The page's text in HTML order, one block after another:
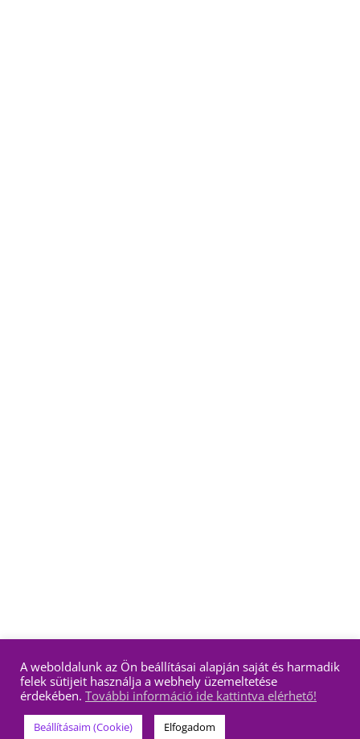
A weboldalunk az Ön beállításai alapján saját és harmadik
felek sütijeit használja a webhely üzemeltetése
érdekében. További információ ide kattintva elérhető!
Beállításaim (Cookie) Elfogadom